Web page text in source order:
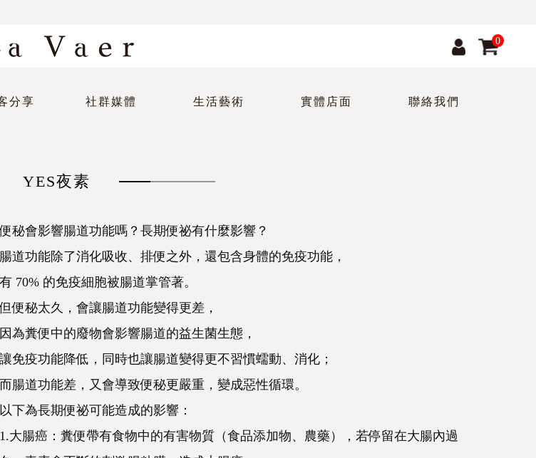
0
分享 社群媒體 生活藝術 實體店面 聯絡我們
YES夜素
便秘會影響腸道功能嗎？長期便祕有什麼影響？
腸道功能除了消化吸收、排便之外，還包含身體的免疫功能，
有 70% 的免疫細胞被腸道掌管著。
但便秘太久，會讓腸道功能變得更差，
因為糞便中的廢物會影響腸道的益生菌生態，
讓免疫功能降低，同時也讓腸道變得更不習慣蠕動、消化；
而腸道功能差，又會導致便秘更嚴重，變成惡性循環。
以下為長期便祕可能造成的影響：
1.大腸癌：糞便帶有食物中的有害物質（食品添加物、農藥），若停留在大腸內過